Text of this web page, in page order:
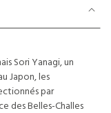
Sori Yanagi, un
Japon, les
par
des Belles-Challes